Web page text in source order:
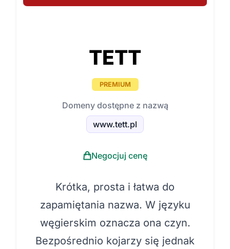
TETT
PREMIUM
Domeny dostępne z nazwą
www.tett.pl
Negocjuj cenę
Krótka, prosta i łatwa do
zapamiętania nazwa. W języku
węgierskim oznacza ona czyn.
Bezpośrednio kojarzy się jednak